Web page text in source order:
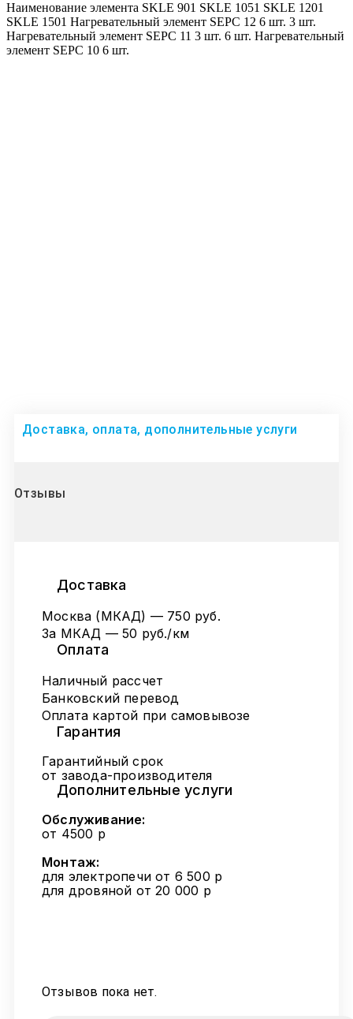
Наименование элемента SKLE 901 SKLE 1051 SKLE 1201
SKLE 1501 Нагревательный элемент SEPC 12 6 шт. 3 шт.
Нагревательный элемент SEPC 11 3 шт. 6 шт. Нагревательный
элемент SEPC 10 6 шт.
Доставка, оплата, дополнительные услуги
Отзывы
Доставка
Москва (МКАД) — 750 руб.
За МКАД — 50 руб./км
Оплата
Наличный рассчет
Банковский перевод
Оплата картой при самовывозе
Гарантия
Гарантийный срок
от завода-производителя
Дополнительные услуги
Обслуживание:
от 4500 р
Монтаж:
для электропечи от 6 500 р
для дровяной от 20 000 р
Отзывов пока нет.